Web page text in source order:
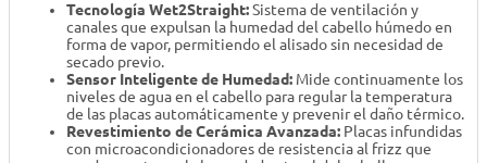
Tecnología Wet2Straight:Sistema de ventilación y
canales que expulsan la humedad del cabello húmedo en
forma de vapor, permitiendo el alisado sin necesidad de
secado previo.
Sensor Inteligente de Humedad: Mide continuamente los
niveles de agua en el cabello para regular la temperatura
de las placas automáticamente y prevenir el daño térmico.
Revestimiento de Cerámica Avanzada: Placas infundidas
con microacondicionadores de resistencia al frizz que